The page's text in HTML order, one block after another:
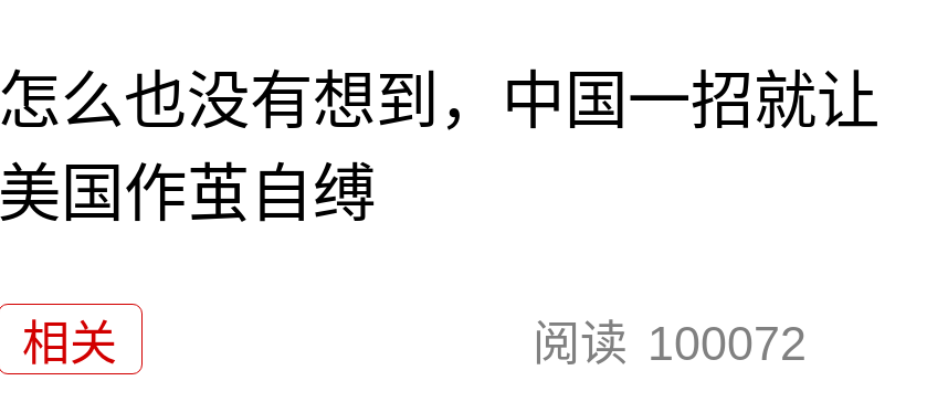
怎么也没有想到，中国一招就让
美国作茧自缚
相关 阅读 100072